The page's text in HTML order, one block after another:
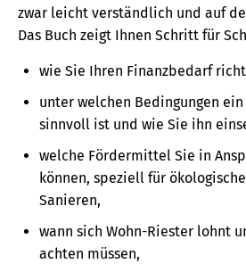
zwar leicht verständlich und auf
Das Buch zeigt Ihnen Schritt für
wie Sie Ihren Finanzbedarf
unter welchen Bedingungen
sinnvoll ist und wie Sie ihn
welche Fördermittel Sie in
können, speziell für
Sanieren,
wann sich Wohn-Riester lohnt
achten müssen,